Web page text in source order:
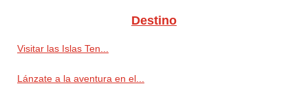
Destino
Visitar las Islas Ten...
Lánzate a la aventura en el...